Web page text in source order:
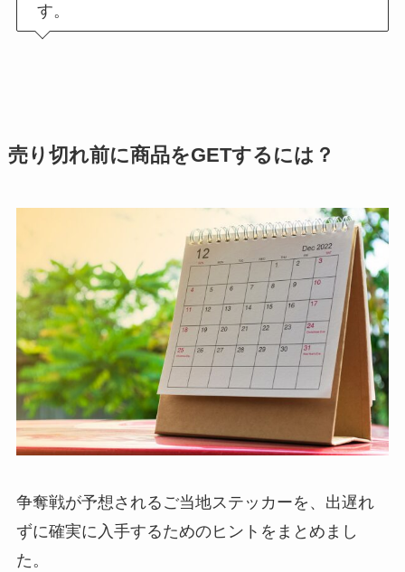
す。
売り切れ前に商品をGETするには？
争奪戦が予想されるご当地ステッカーを、出遅れ
ずに確実に入手するためのヒントをまとめまし
た。